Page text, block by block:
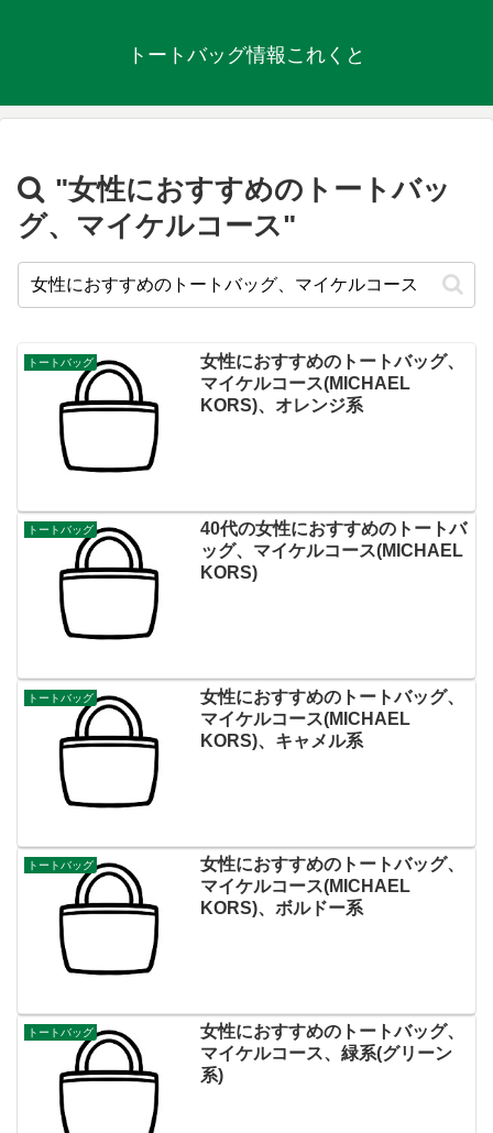
トートバッグ情報これくと
"女性におすすめのトートバッ
グ、マイケルコース"
トートバッグ
女性におすすめのトートバッグ、
マイケルコース(MICHAEL
KORS)、オレンジ系
トートバッグ
40代の女性におすすめのトートバ
ッグ、マイケルコース(MICHAEL
KORS)
トートバッグ
女性におすすめのトートバッグ、
マイケルコース(MICHAEL
KORS)、キャメル系
トートバッグ
女性におすすめのトートバッグ、
マイケルコース(MICHAEL
KORS)、ボルドー系
トートバッグ
女性におすすめのトートバッグ、
マイケルコース、緑系(グリーン
系)